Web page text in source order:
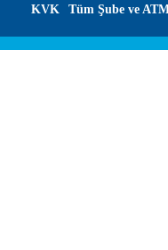
KVK
Tüm Şube ve